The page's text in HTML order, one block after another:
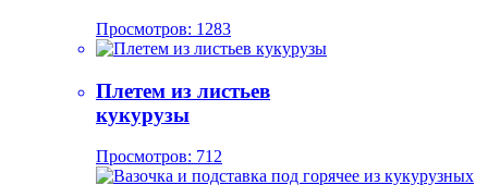
Просмотров: 1283
Плетем из листьев
кукурузы
Просмотров: 712